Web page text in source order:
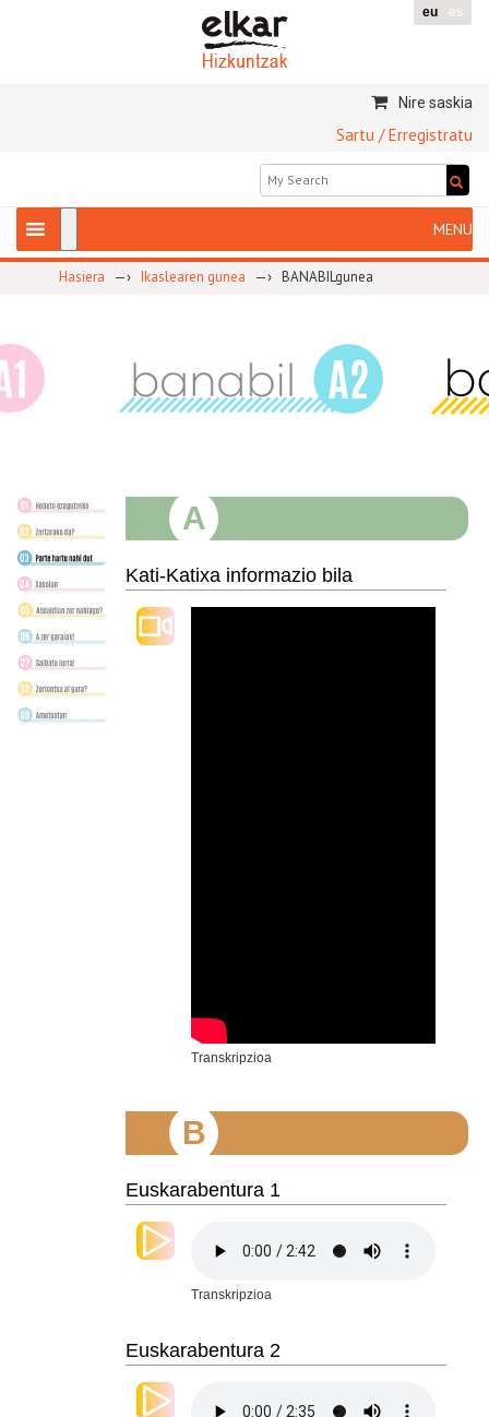
eu es
Nire saskia
Sartu / Erregistratu
Hasiera —› Ikaslearen gunea —› BANABILgunea
A
Kati-Katixa informazio bila
Transkripzioa
B
Euskarabentura 1
Transkripzioa
Euskarabentura 2